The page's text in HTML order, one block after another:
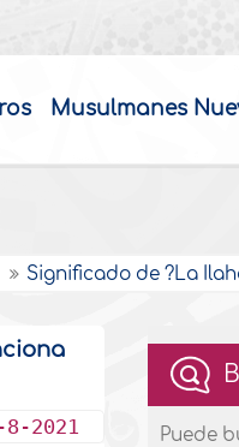
Musulmanes
Significado de ?La
8-2021
Puede